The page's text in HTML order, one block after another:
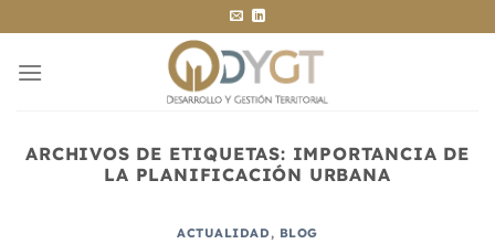
al
contenido
ARCHIVOS DE ETIQUETAS: IMPORTANCIA DE
LA PLANIFICACIÓN URBANA
ACTUALIDAD, BLOG